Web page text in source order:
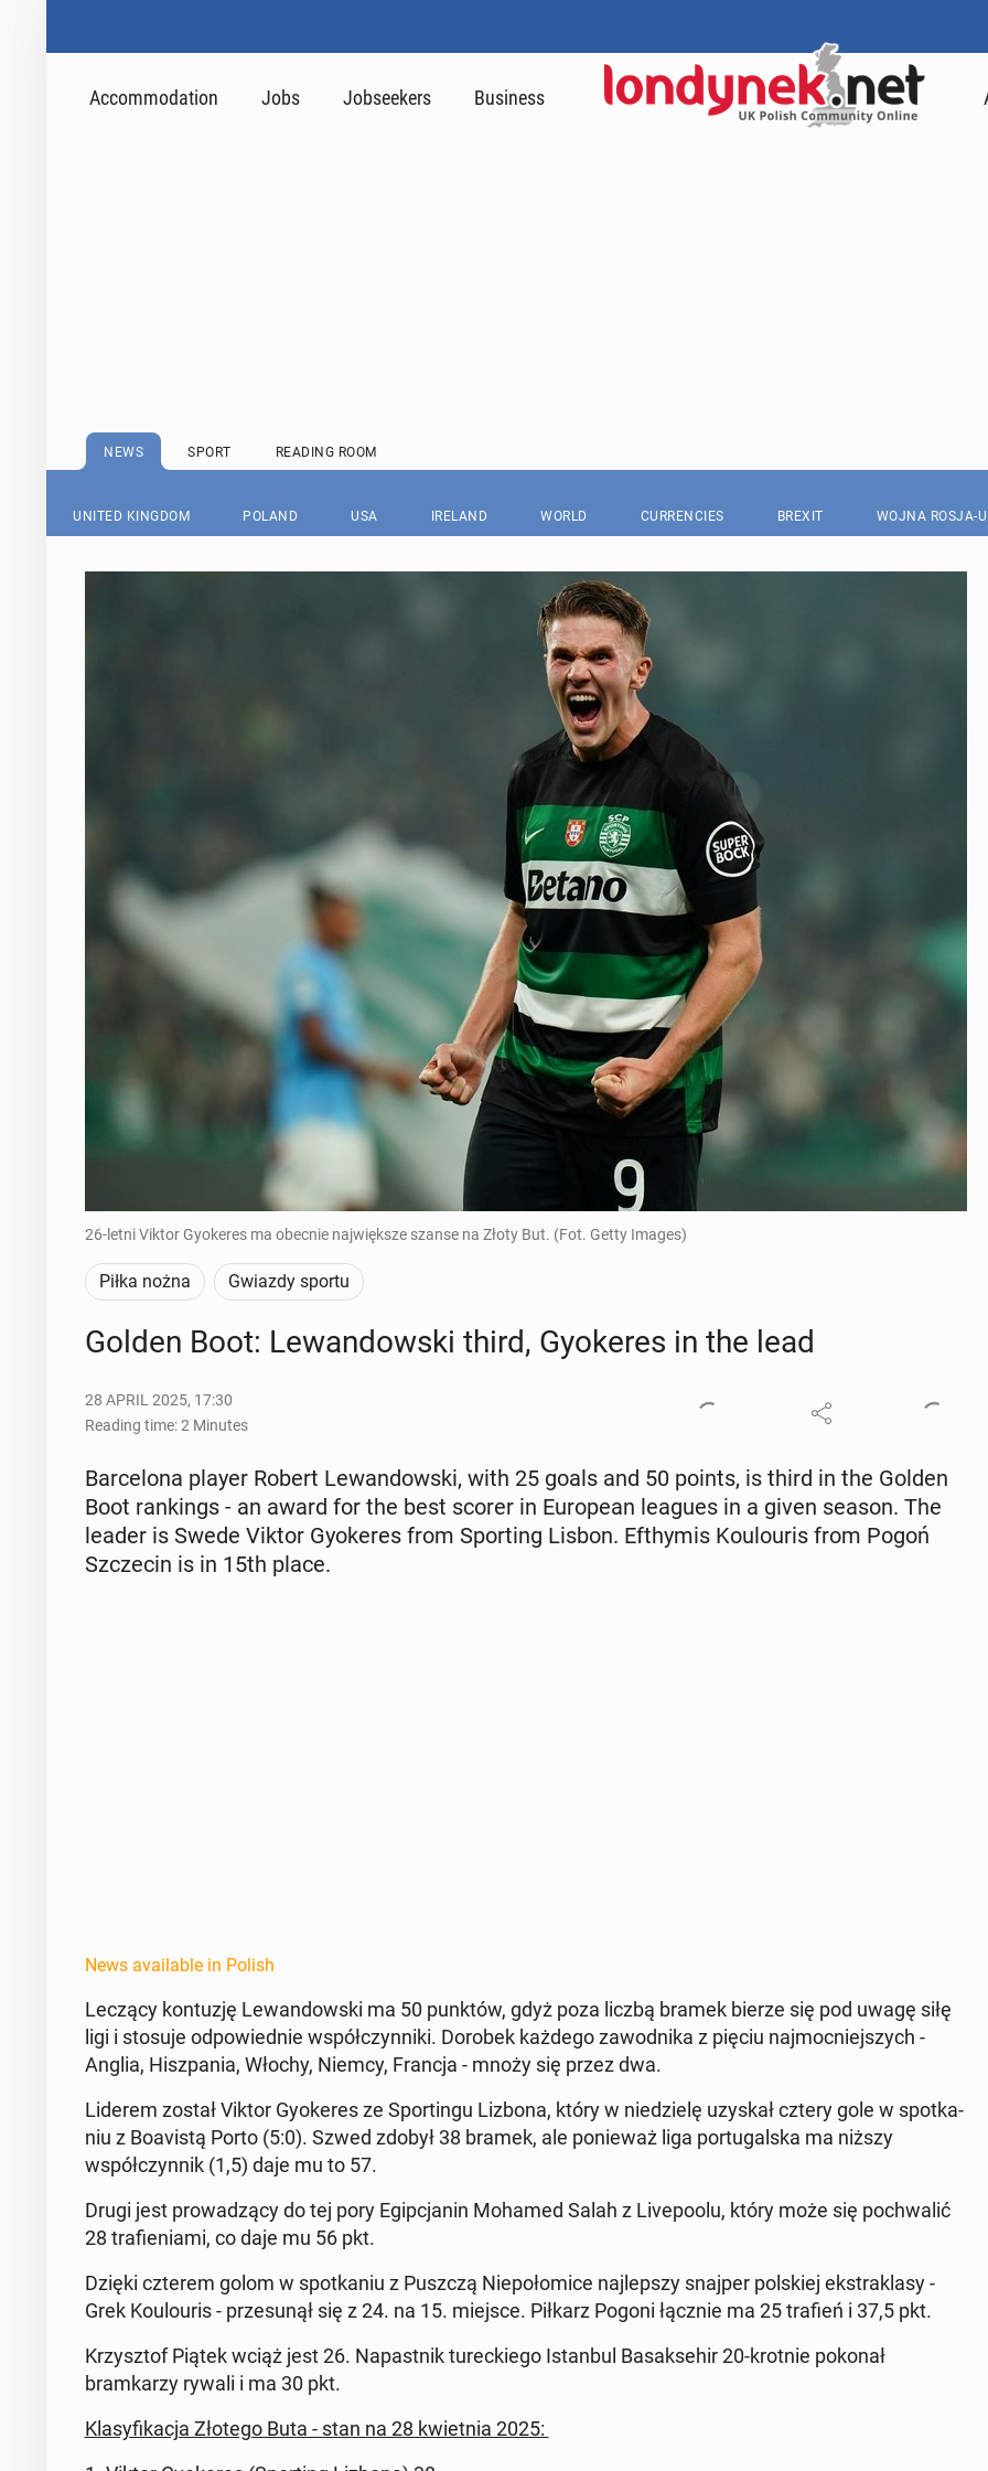
Accommodation Jobs Jobseekers Business
NEWS SPORT READING ROOM
UNITED KINGDOM POLAND USA IRELAND WORLD CURRENCIES BREXIT WOJNA ROSJA-
26-letni Viktor Gyokeres ma obecnie największe szanse na Złoty But. (Fot. Getty Images)
Piłka nożna Gwiazdy sportu
Golden Boot: Lewandows­ki third, Gyok­eres in the lead
28 APRIL 2025, 17:30
Reading time: 2 Minutes
Barcelona player Robert Lewandows­ki, with 25 goals and 50 points, is third in the Golden
Boot rank­ings - an award for the best scorer in Eu­ro­pean leagues in a given season. The
leader is Swede Viktor Gyok­eres from Sport­ing Lisbon. Efthymis Koulouris from Pogoń
Szczecin is in 15th place.
News available in Polish
Leczący kon­tuzję Lewandows­ki ma 50 punktów, gdyż poza liczbą bramek bierze się pod uwagę siłę
ligi i stosuje odpowied­nie współczyn­ni­ki. Dorobek każdego za­wod­ni­ka z pięciu na­j­moc­niejszych -
Anglia, Hisz­pa­nia, Włochy, Niemcy, Francja - mnoży się przez dwa.
Liderem został Viktor Gyok­eres ze Sportin­gu Lizbona, który w niedzielę uzyskał cztery gole w spotka­
niu z Boav­istą Porto (5:0). Szwed zdobył 38 bramek, ale ponieważ liga por­tu­gal­s­ka ma niższy
współczyn­nik (1,5) daje mu to 57.
Drugi jest prowadzą­cy do tej pory Egipc­janin Mohamed Salah z Live­poolu, który może się pochwal­ić
28 trafieni­a­mi, co daje mu 56 pkt.
Dzięki czterem golom w spotka­niu z Puszczą Niepołomice na­jlep­szy snajper pol­skiej ek­strak­lasy -
Grek Koulouris - prze­sunął się z 24. na 15. miejsce. Piłkarz Pogoni łącznie ma 25 trafień i 37,5 pkt.
Krzysztof Piątek wciąż jest 26. Na­past­nik tureck­iego Is­tan­bul Basak­se­hir 20-krotnie pokonał
bramkarzy rywali i ma 30 pkt.
Klasy­fikac­ja Złotego Buta - stan na 28 kwiet­nia 2025: